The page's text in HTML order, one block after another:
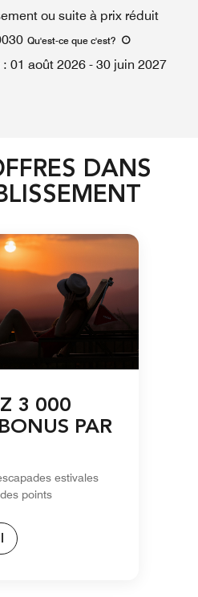
ou suite à prix réduit
Qu'est-ce que c'est?
: 01 août 2026 - 30 juin 2027
DANS
3 000
PAR
estivales
points